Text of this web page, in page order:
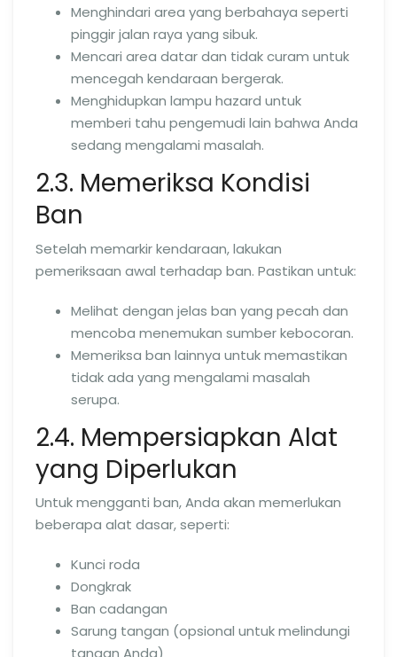
Menghindari area yang berbahaya seperti
pinggir jalan raya yang sibuk.
Mencari area datar dan tidak curam untuk
mencegah kendaraan bergerak.
Menghidupkan lampu hazard untuk
memberi tahu pengemudi lain bahwa Anda
sedang mengalami masalah.
2.3. Memeriksa Kondisi
Ban
Setelah memarkir kendaraan, lakukan
pemeriksaan awal terhadap ban. Pastikan untuk:
Melihat dengan jelas ban yang pecah dan
mencoba menemukan sumber kebocoran.
Memeriksa ban lainnya untuk memastikan
tidak ada yang mengalami masalah
serupa.
2.4. Mempersiapkan Alat
yang Diperlukan
Untuk mengganti ban, Anda akan memerlukan
beberapa alat dasar, seperti:
Kunci roda
Dongkrak
Ban cadangan
Sarung tangan (opsional untuk melindungi
tangan Anda)